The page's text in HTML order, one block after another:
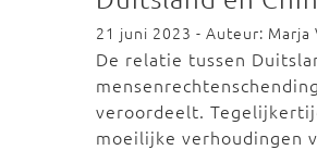
21 juni 2023 - Auteur: Marja
De relatie tussen
veroordeelt.
moeilijke verhoudingen